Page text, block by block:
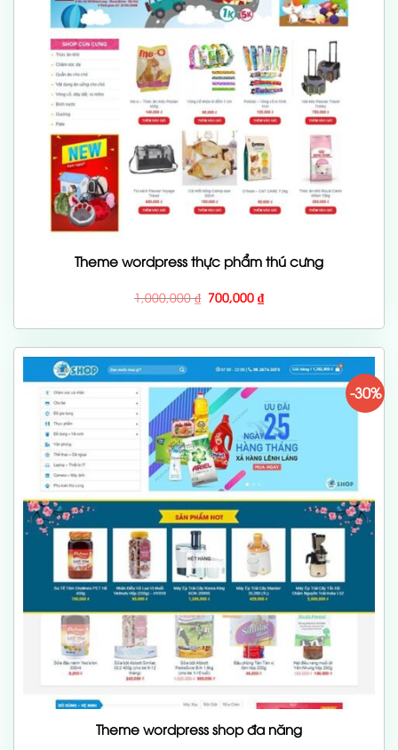
Theme wordpress thực phẩm thú cưng
1,000,000₫ Giá
gốc
1,000,000 ₫.
700,000₫Giá
hiện
là:
-30%
Theme wordpress shop đa năng